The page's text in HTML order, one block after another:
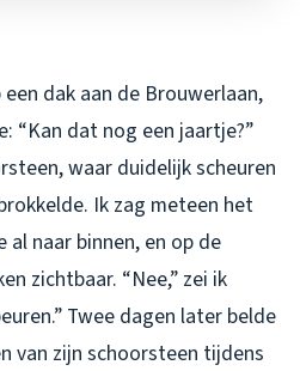
dak aan de Brouwerlaan,
“Kan dat nog een jaartje?”
waar duidelijk scheuren
Ik zag meteen het
naar binnen, en op de
zichtbaar. “Nee,” zei ik
Twee dagen later belde
van zijn schoorsteen tijdens